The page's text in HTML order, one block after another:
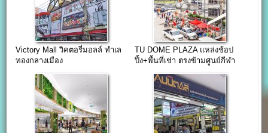
Victory Mall วิคตอรี่มอลล์ ทำเล
ทองกลางเมือง
TU DOME PLAZA แหล่งช้อป
ปิ้ง+พื้นที่เช่า ตรงข้ามศูนย์กีฬา